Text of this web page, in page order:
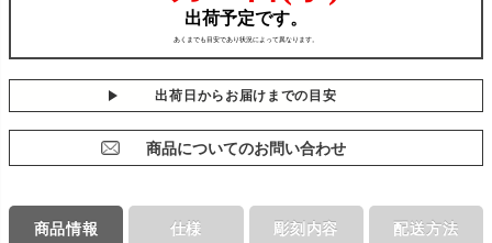
出荷日からお届けまでの目安
商品についてのお問い合わせ
商品情報 仕様 彫刻内容 配送方法